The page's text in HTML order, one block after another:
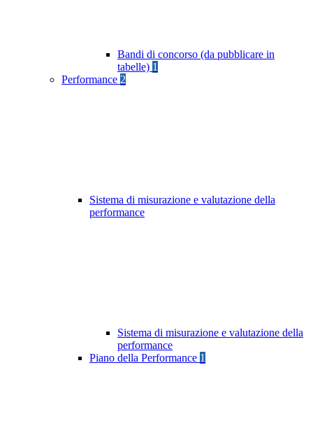
Bandi di concorso (da pubblicare in
tabelle) 1
Performance 2
Sistema di misurazione e valutazione della
performance
Sistema di misurazione e valutazione della
performance
Piano della Performance 1